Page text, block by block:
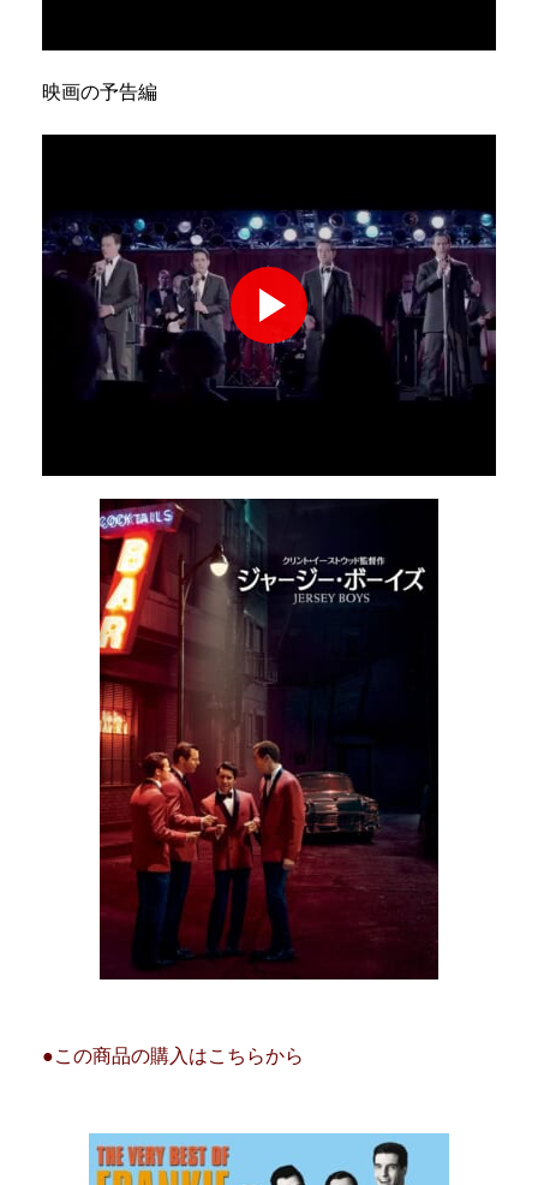
映画の予告編
●この商品の購入はこちらから